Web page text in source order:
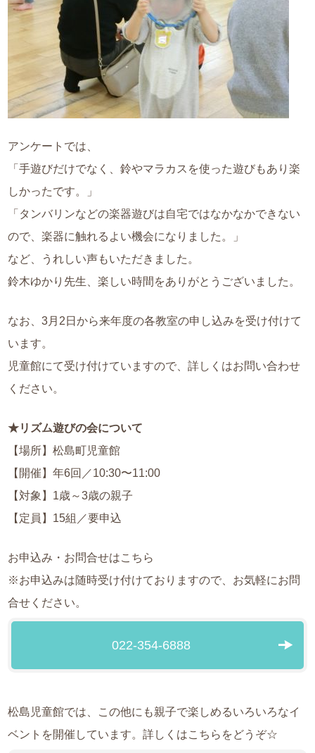
アンケートでは、
「手遊びだけでなく、鈴やマラカスを使った遊びもあり楽
しかったです。」
「タンバリンなどの楽器遊びは自宅ではなかなかできない
ので、楽器に触れるよい機会になりました。」
など、うれしい声もいただきました。
鈴木ゆかり先生、楽しい時間をありがとうございました。
なお、3月2日から来年度の各教室の申し込みを受け付けて
います。
児童館にて受け付けていますので、詳しくはお問い合わせ
ください。
★リズム遊びの会について
【場所】松島町児童館
【開催】年6回／10:30〜11:00
【対象】1歳～3歳の親子
【定員】15組／要申込
お申込み・お問合せはこちら
※お申込みは随時受け付けておりますので、お気軽にお問
合せください。
022-354-6888
松島児童館では、この他にも親子で楽しめるいろいろなイ
ベントを開催しています。詳しくはこちらをどうぞ☆